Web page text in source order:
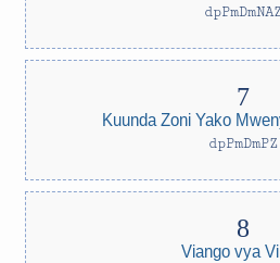
Kuunda Zoni Yako
dpPmDmPZ
Viango vya